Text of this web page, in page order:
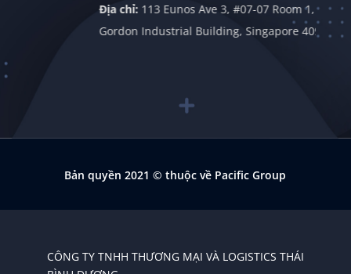
Địa chỉ:113 Eunos Ave 3, #07-07 Room 1,
Gordon Industrial Building, Singapore 409838
Bản quyền 2021© thuộc về Pacific Group
CÔNG TY TNHH THƯƠNG MẠI VÀ LOGISTICS THÁI